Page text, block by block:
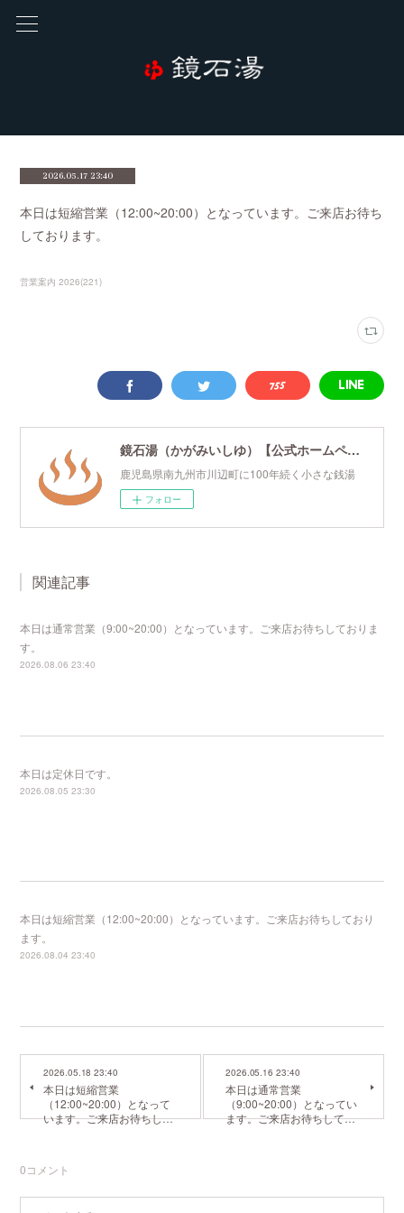
2026.05.17 23:40
本日は短縮営業（12:00~20:00）となっています。ご来店お待ち
しております。
営業案内 2026(221)
鏡石湯（かがみいしゆ）【公式ホームページ】
鹿児島県南九州市川辺町に100年続く小さな銭湯
フォロー
関連記事
本日は通常営業（9:00~20:00）となっています。ご来店お待ちしておりま
す。
2026.08.06 23:40
本日は定休日です。
2026.08.05 23:30
本日は短縮営業（12:00~20:00）となっています。ご来店お待ちしており
ます。
2026.08.04 23:40
2026.05.18 23:40
本日は短縮営業
（12:00~20:00）となって
います。ご来店お待ちし…
2026.05.16 23:40
本日は通常営業
（9:00~20:00）となってい
ます。ご来店お待ちして…
0コメント